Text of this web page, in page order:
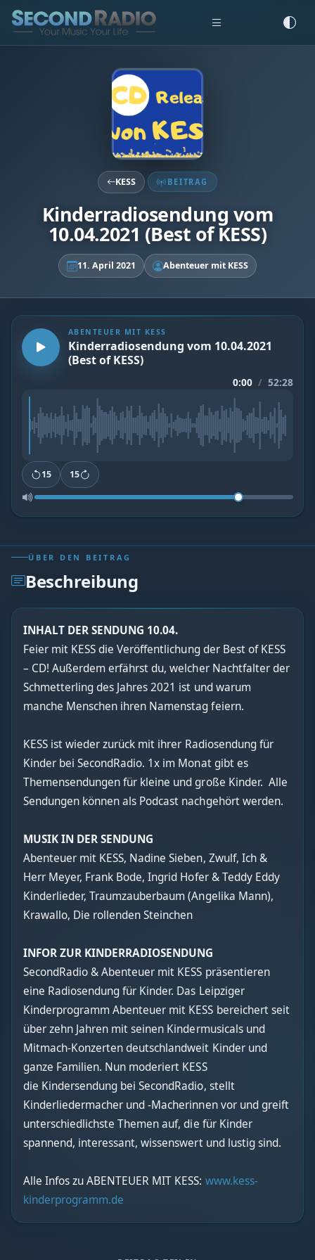
KESS BEITRAG
Kinderradiosendung vom
10.04.2021 (Best of KESS)
11. April 2021 Abenteuer mit KESS
ABENTEUER MIT KESS
Kinderradiosendung vom 10.04.2021
(Best of KESS)
0:00 / 52:28
15 15
ÜBER DEN BEITRAG
Beschreibung
INHALT DER SENDUNG 10.04.
Feier mit KESS die Veröffentlichung der Best of KESS
– CD! Außerdem erfährst du, welcher Nachtfalter der
Schmetterling des Jahres 2021 ist und warum
manche Menschen ihren Namenstag feiern.
KESS ist wieder zurück mit ihrer Radiosendung für
Kinder bei SecondRadio. 1x im Monat gibt es
Themensendungen für kleine und große Kinder. Alle
Sendungen können als Podcast nachgehört werden.
MUSIK IN DER SENDUNG
Abenteuer mit KESS, Nadine Sieben, Zwulf, Ich &
Herr Meyer, Frank Bode, Ingrid Hofer & Teddy Eddy
Kinderlieder, Traumzauberbaum (Angelika Mann),
Krawallo, Die rollenden Steinchen
INFOR ZUR KINDERRADIOSENDUNG
SecondRadio & Abenteuer mit KESS präsentieren
eine Radiosendung für Kinder. Das Leipziger
Kinderprogramm Abenteuer mit KESS bereichert seit
über zehn Jahren mit seinen Kindermusicals und
Mitmach-Konzerten deutschlandweit Kinder und
ganze Familien. Nun moderiert KESS
die Kindersendung bei SecondRadio, stellt
Kinderliedermacher und -Macherinnen vor und greift
unterschiedlichste Themen auf, die für Kinder
spannend, interessant, wissenswert und lustig sind.
Alle Infos zu ABENTEUER MIT KESS: www.kess-
kinderprogramm.de